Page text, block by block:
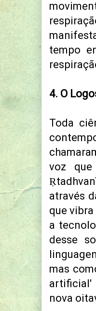
tempo
4. O
Toda
voz
através
que
a
desse
mas
artificial'
nova